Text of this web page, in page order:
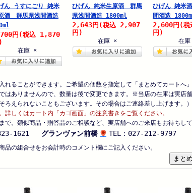
ん うすにごり 純米
酒 群馬県浅間酒造
円 (税込 1,870
在庫 ×
ひげん 純米生原酒 群馬
県浅間酒造 1800ml
2,643円 (税込 2,907
円)
在庫 ×
ひげん 純米
間酒造
2,600円 (税
円)
在
れることができます。ご希望の個数を指定して「まとめてカートへ
はありませんので、数量は後で変更できます。※当店の在庫は実店舗
ろえられないこともございます。その場合はご連絡差し上げます。）
詳しくはカート内「カゴ画面」の注意書きをご覧ください。
で。類似商品・贈答品のご相談など、実店舗へのご来店もお待ちして
1621 グランヴァン前橋 TEL：027-212-9797
品の組合せをお会計時のコメント欄にご記入ください。